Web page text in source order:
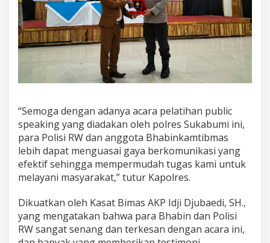
“Semoga dengan adanya acara pelatihan public
speaking yang diadakan oleh polres Sukabumi ini,
para Polisi RW dan anggota Bhabinkamtibmas
lebih dapat menguasai gaya berkomunikasi yang
efektif sehingga mempermudah tugas kami untuk
melayani masyarakat,” tutur Kapolres.
Dikuatkan oleh Kasat Bimas AKP Idji Djubaedi, SH.,
yang mengatakan bahwa para Bhabin dan Polisi
RW sangat senang dan terkesan dengan acara ini,